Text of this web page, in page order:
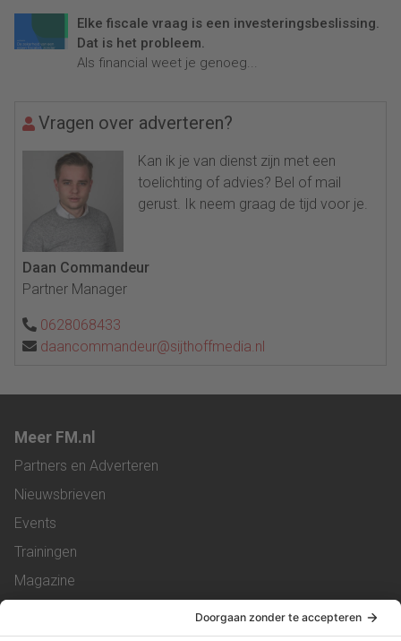
Elke fiscale vraag is een investeringsbeslissing.
Dat is het probleem.
Als financial weet je genoeg...
Vragen over adverteren?
Kan ik je van dienst zijn met een
toelichting of advies? Bel of mail
gerust. Ik neem graag de tijd voor je.
Daan Commandeur
Partner Manager
0628068433
daancommandeur@sijthoffmedia.nl
Meer FM.nl
Partners en Adverteren
Nieuwsbrieven
Events
Trainingen
Magazine